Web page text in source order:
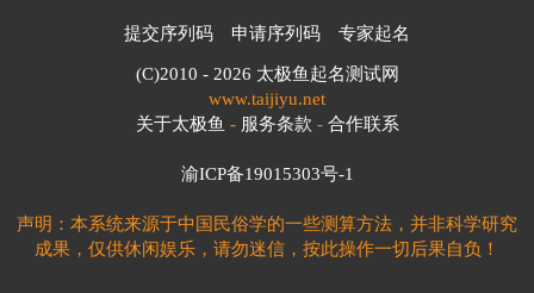
提交序列码 申请序列码 专家起名
(C)2010 - 2026 太极鱼起名测试网
www.taijiyu.net
关于太极鱼 - 服务条款 - 合作联系
渝ICP备19015303号-1
声明：本系统来源于中国民俗学的一些测算方法，并非科学研究
成果，仅供休闲娱乐，请勿迷信，按此操作一切后果自负！